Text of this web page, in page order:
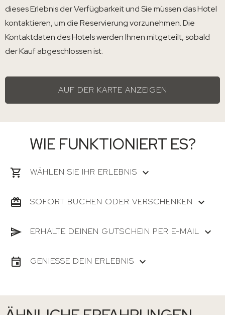
dieses Erlebnis der Verfügbarkeit und Sie müssen das Hotel
kontaktieren, um die Reservierung vorzunehmen. Die
Kontaktdaten des Hotels werden Ihnen mitgeteilt, sobald
der Kauf abgeschlossen ist.
AUF DER KARTE ANZEIGEN
WIE FUNKTIONIERT ES?
WÄHLEN SIE IHR ERLEBNIS
SOFORT BUCHEN ODER VERSCHENKEN
ERHALTE DEINEN GUTSCHEIN PER E-MAIL
GENIESSE DEIN ERLEBNIS